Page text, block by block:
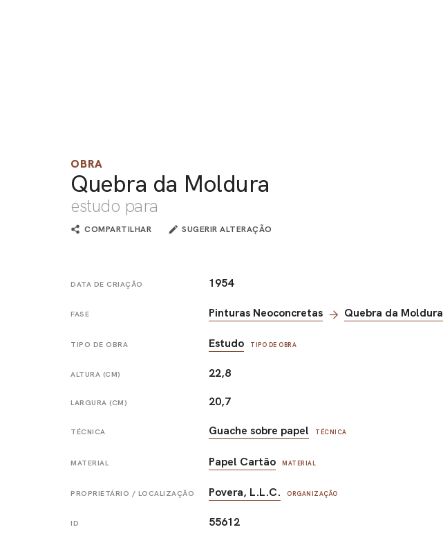
OBRA
Quebra da Moldura
estudo para
COMPARTILHAR SUGERIR ALTERAÇÃO
DATA DE CRIAÇÃO 1954
FASE Pinturas Neoconcretas Quebra da Moldura
TIPO DE OBRA Estudo TIPO DE OBRA
ALTURA (CM) 22,8
LARGURA (CM) 20,7
TÉCNICA Guache sobre papel TÉCNICA
MATERIAL Papel Cartão MATERIAL
PROPRIETÁRIO / LOCALIZAÇÃO Povera, L.L.C. ORGANIZAÇÃO
ID 55612